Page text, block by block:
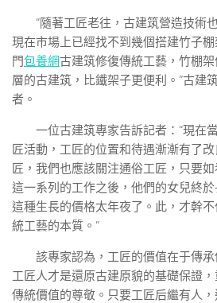
“隨著工匠老往，古建筑營造技術也
現在市場上已經找不到幾個搭建竹子
門包養網古建筑修復傳統工藝，竹棚
層的古建筑，比鐵架子更便利。”古建
者。
一位古建筑專家告訴記者：“現在
匠活動，工匠的位置和待遇漸漸有了
匠，我們也應該關注通俗工匠，只要
這一系列的工作之後，他們的女兒終
這種生長的價格太年夜了。此，才幹
統工藝的本質。”
該專家認為，工匠的價值在于傳承
工匠人才是還原古建原貌的基礎保證
傳統價值的尊敬。只要工匠后繼有人